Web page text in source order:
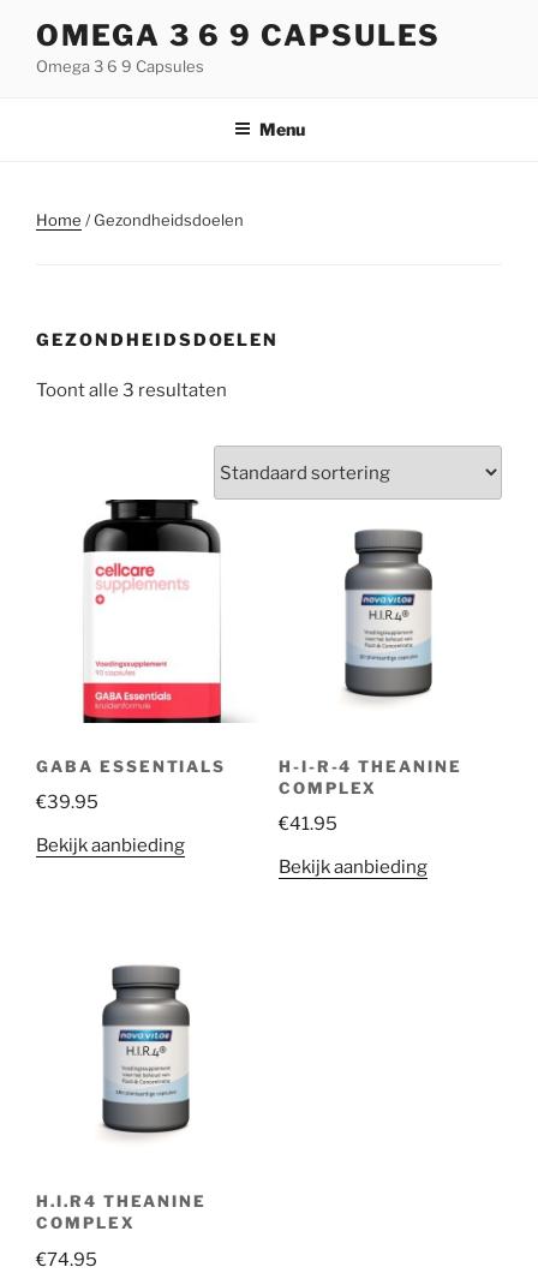
inhoud
OMEGA 3 6 9 CAPSULES
Omega 3 6 9 Capsules
Menu
Home / Gezondheidsdoelen
GEZONDHEIDSDOELEN
Toont alle 3 resultaten
GABA ESSENTIALS
€39.95
Bekijk aanbieding
H-I-R-4 THEANINE
COMPLEX
€41.95
Bekijk aanbieding
H.I.R4 THEANINE
COMPLEX
€74.95